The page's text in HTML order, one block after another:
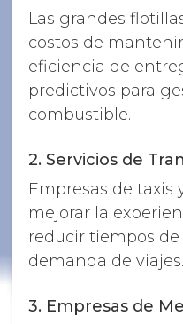
Las grandes
costos de
eficiencia de
predictivos para
combustible.
2. Servicios de
Empresas de
mejorar la
reducir tiempos
demanda de viajes.
3. Empresas de